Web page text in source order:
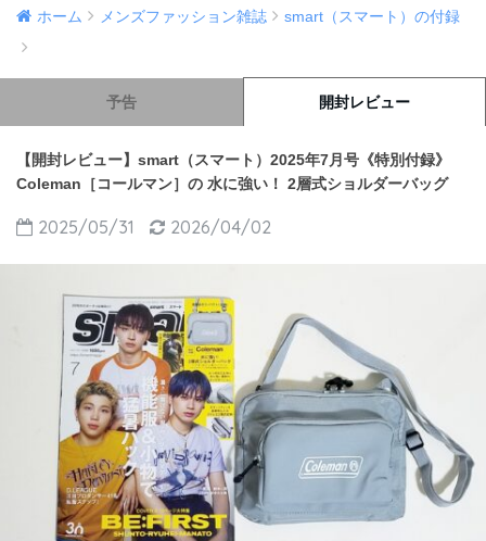
ホーム メンズファッション雑誌 smart（スマート）の付録
予告 開封レビュー
【開封レビュー】smart（スマート）2025年7月号《特別付録》
Coleman［コールマン］の 水に強い！ 2層式ショルダーバッグ
2025/05/31 2026/04/02